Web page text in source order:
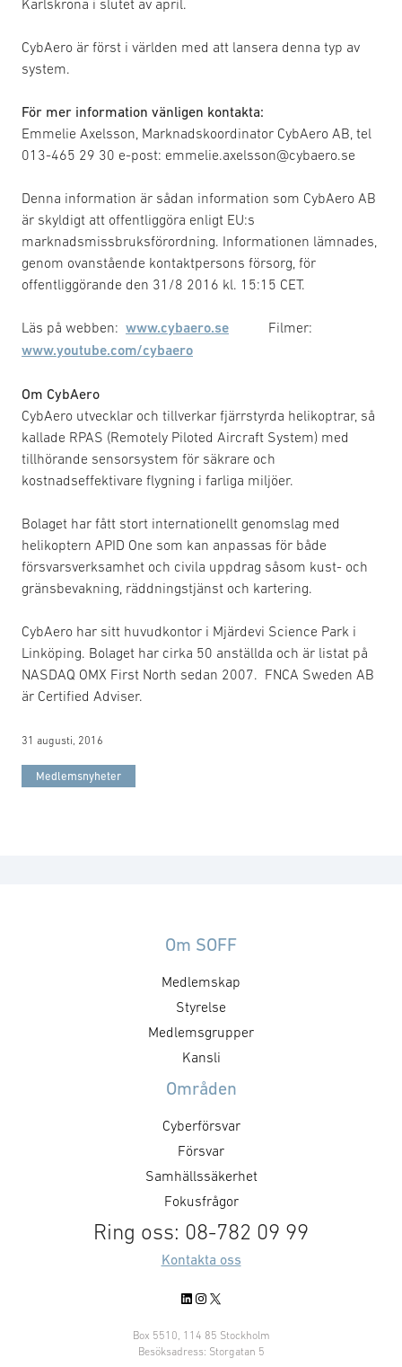
Karlskrona i slutet av april.
CybAero är först i världen med att lansera denna typ av
system.
För mer information vänligen kontakta:
Emmelie Axelsson, Marknadskoordinator CybAero AB, tel
013-465 29 30 e-post: emmelie.axelsson@cybaero.se
Denna information är sådan information som CybAero AB
är skyldigt att offentliggöra enligt EU:s
marknadsmissbruksförordning. Informationen lämnades,
genom ovanstående kontaktpersons försorg, för
offentliggörande den 31/8 2016 kl. 15:15 CET.
Läs på webben: www.cybaero.se Filmer:
www.youtube.com/cybaero
Om CybAero
CybAero utvecklar och tillverkar fjärrstyrda helikoptrar, så
kallade RPAS (Remotely Piloted Aircraft System) med
tillhörande sensorsystem för säkrare och
kostnadseffektivare flygning i farliga miljöer.
Bolaget har fått stort internationellt genomslag med
helikoptern APID One som kan anpassas för både
försvarsverksamhet och civila uppdrag såsom kust- och
gränsbevakning, räddningstjänst och kartering.
CybAero har sitt huvudkontor i Mjärdevi Science Park i
Linköping. Bolaget har cirka 50 anställda och är listat på
NASDAQ OMX First North sedan 2007. FNCA Sweden AB
är Certified Adviser.
31 augusti, 2016
Medlemsnyheter
Om SOFF
Medlemskap
Styrelse
Medlemsgrupper
Kansli
Områden
Cyberförsvar
Försvar
Samhällssäkerhet
Fokusfrågor
Ring oss: 08-782 09 99
Kontakta oss
LinkedIn
Instagram
X
Box 5510, 114 85 Stockholm
Besöksadress: Storgatan 5